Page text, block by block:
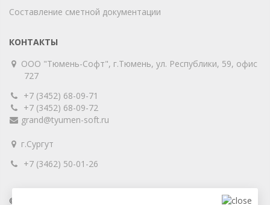
Составление сметной документации
КОНТАКТЫ
ООО "Тюмень-Софт", г.Тюмень, ул. Республики, 59, офис
727
+7 (3452) 68-09-71
+7 (3452) 68-09-72
grand@tyumen-soft.ru
г.Сургут
+7 (3462) 50-01-26
© 2001-2025 ООО «Тюмень-Софт»